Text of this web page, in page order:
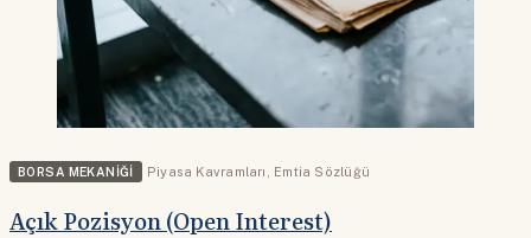
BORSA MEKANIĞI Piyasa Kavramları Emtia Sözlüğü
Açık Pozisyon (Open Interest)